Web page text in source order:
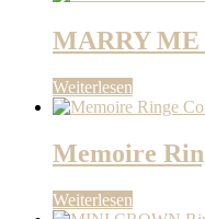
MARRY ME
Weiterlesen
Memoire
Weiterlesen